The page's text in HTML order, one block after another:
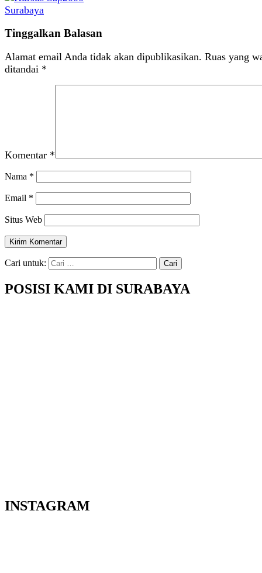
Tinggalkan Balasan
Alamat email Anda tidak akan dipublikasikan. Ruas yang
ditandai *
Komentar *
Nama *
Email *
Situs Web
Cari untuk:
POSISI KAMI DI SURABAYA
INSTAGRAM